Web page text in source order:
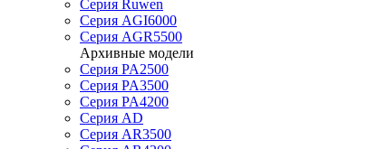
Серия Ruwen
Серия AGI6000
Серия AGR5500
Архивные модели
Серия PA2500
Серия PA3500
Серия PA4200
Серия AD
Серия AR3500